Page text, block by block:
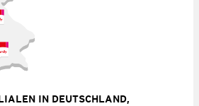
IN DEUTSCHLAND,